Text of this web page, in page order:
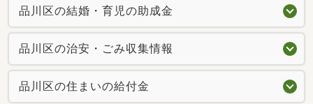
品川区の結婚・育児の助成金
品川区の治安・ごみ収集情報
品川区の住まいの給付金